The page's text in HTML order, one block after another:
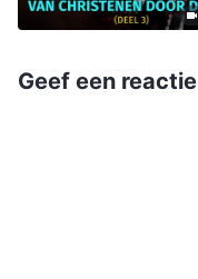
Geef een reactie